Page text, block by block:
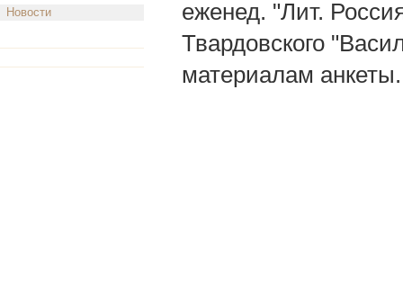
Новости
еженед. "Лит.
Твардовского
материалам анкеты.